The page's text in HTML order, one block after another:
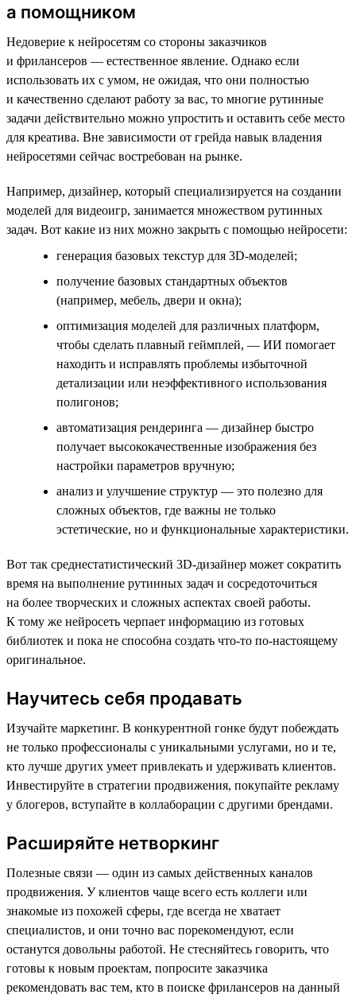
а помощником
Недоверие к нейросетям со стороны заказчиков
и фрилансеров — естественное явление. Однако если
использовать их с умом, не ожидая, что они полностью
и качественно сделают работу за вас, то многие рутинные
задачи действительно можно упростить и оставить себе место
для креатива. Вне зависимости от грейда навык владения
нейросетями сейчас востребован на рынке.
Например, дизайнер, который специализируется на создании
моделей для видеоигр, занимается множеством рутинных
задач. Вот какие из них можно закрыть с помощью нейросети:
генерация базовых текстур для 3D-моделей;
получение базовых стандартных объектов
(например, мебель, двери и окна);
оптимизация моделей для различных платформ,
чтобы сделать плавный геймплей, — ИИ помогает
находить и исправлять проблемы избыточной
детализации или неэффективного использования
полигонов;
автоматизация рендеринга — дизайнер быстро
получает высококачественные изображения без
настройки параметров вручную;
анализ и улучшение структур — это полезно для
сложных объектов, где важны не только
эстетические, но и функциональные характеристики.
Вот так среднестатистический 3D-дизайнер может сократить
время на выполнение рутинных задач и сосредоточиться
на более творческих и сложных аспектах своей работы.
К тому же нейросеть черпает информацию из готовых
библиотек и пока не способна создать что-то по-настоящему
оригинальное.
Научитесь себя продавать
Изучайте маркетинг. В конкурентной гонке будут побеждать
не только профессионалы с уникальными услугами, но и те,
кто лучше других умеет привлекать и удерживать клиентов.
Инвестируйте в стратегии продвижения, покупайте рекламу
у блогеров, вступайте в коллаборации с другими брендами.
Расширяйте нетворкинг
Полезные связи — один из самых действенных каналов
продвижения. У клиентов чаще всего есть коллеги или
знакомые из похожей сферы, где всегда не хватает
специалистов, и они точно вас порекомендуют, если
останутся довольны работой. Не стесняйтесь говорить, что
готовы к новым проектам, попросите заказчика
рекомендовать вас тем, кто в поиске фрилансеров на данный